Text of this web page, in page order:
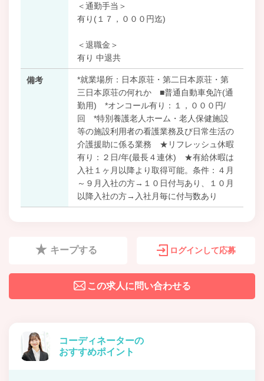
＜通勤手当＞
有り(１７，０００円迄)
＜退職金＞
有り 中退共
備考
*就業場所：日本原荘・第二日本原荘・第
三日本原荘の何れか ■普通自動車免許(通
勤用) *オンコール有り：１，０００円/
回 *特別養護老人ホーム・老人保健施設
等の施設利用者の看護業務及び日常生活の
介護援助に係る業務 ★リフレッシュ休暇
有り：２日/年(最長４連休) ★有給休暇は
入社１ヶ月以降より取得可能。条件：４月
～９月入社の方→１０日付与あり、１０月
以降入社の方→入社月毎に付与数あり
キープする ログインして応募
この求人に問い合わせる
コーディネーターの
おすすめポイント